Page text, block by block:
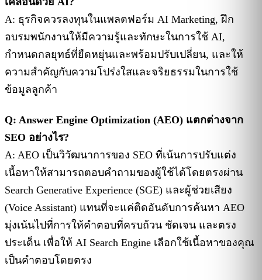
A: ธุรกิจควรลงทุนในแพลตฟอร์ม AI Marketing, ฝึก
อบรมพนักงานให้มีความรู้และทักษะในการใช้ AI,
กำหนดกลยุทธ์ที่ยืดหยุ่นและพร้อมปรับเปลี่ยน, และให้
ความสำคัญกับความโปร่งใสและจริยธรรมในการใช้
ข้อมูลลูกค้า
Q: Answer Engine Optimization (AEO) แตกต่างจาก
SEO อย่างไร?
A: AEO เป็นวิวัฒนาการของ SEO ที่เน้นการปรับแต่ง
เนื้อหาให้สามารถตอบคำถามของผู้ใช้ได้โดยตรงผ่าน
Search Generative Experience (SGE) และผู้ช่วยเสียง
(Voice Assistant) แทนที่จะแค่ติดอันดับการค้นหา AEO
มุ่งเน้นไปที่การให้คำตอบที่ครบถ้วน ชัดเจน และตรง
ประเด็น เพื่อให้ AI Search Engine เลือกใช้เนื้อหาของคุณ
เป็นคำตอบโดยตรง